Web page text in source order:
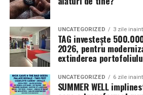
Sectorul 4, Sectorul 5 și Sectorul 3.
(Publicitate)
membri ai Asociației de Turism din
reprezentanți ai comunității șvabilor
românești. Programul a evidențiat
județului Timiș: mediul de afaceri
infrastructura modernă, viața
diversitatea experiențelor turistice.
UNCATEGORIZED 3 zile
TAG investește
2026, pentru
extinderea
UNCATEGORIZED 6 zile
SUMMER WELL